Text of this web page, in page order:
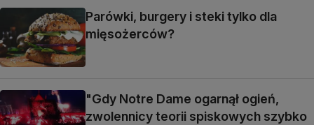
Parówki, burgery i steki tylko dla
mięsożerców?
"Gdy Notre Dame ogarnął ogień,
zwolennicy teorii spiskowych szybko